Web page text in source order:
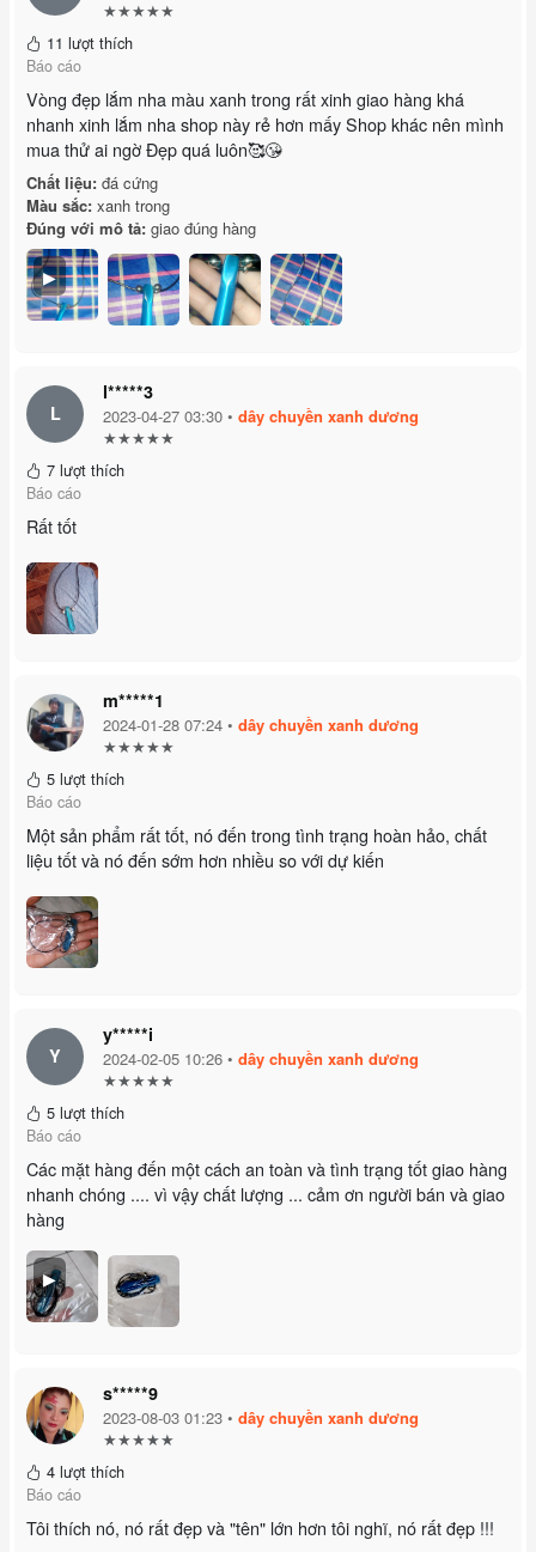
★★★★★
11 lượt thích
Báo cáo
Vòng đẹp lắm nha màu xanh trong rất xinh giao hàng khá
nhanh xinh lắm nha shop này rẻ hơn mấy Shop khác nên mình
mua thử ai ngờ Đẹp quá luôn🥰😘
Chất liệu: đá cứng
Màu sắc: xanh trong
Đúng với mô tả: giao đúng hàng
▶
L
l*****3
2023-04-27 03:30 • dây chuyền xanh dương
★★★★★
7 lượt thích
Báo cáo
Rất tốt
m*****1
2024-01-28 07:24 • dây chuyền xanh dương
★★★★★
5 lượt thích
Báo cáo
Một sản phẩm rất tốt, nó đến trong tình trạng hoàn hảo, chất
liệu tốt và nó đến sớm hơn nhiều so với dự kiến
Y
y*****i
2024-02-05 10:26 • dây chuyền xanh dương
★★★★★
5 lượt thích
Báo cáo
Các mặt hàng đến một cách an toàn và tình trạng tốt giao hàng
nhanh chóng .... vì vậy chất lượng ... cảm ơn người bán và giao
hàng
▶
s*****9
2023-08-03 01:23 • dây chuyền xanh dương
★★★★★
4 lượt thích
Báo cáo
Tôi thích nó, nó rất đẹp và "tên" lớn hơn tôi nghĩ, nó rất đẹp !!!